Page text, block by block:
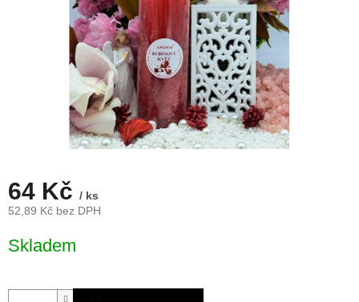
64 Kč / ks
52,89 Kč bez DPH
cena:
Skladem